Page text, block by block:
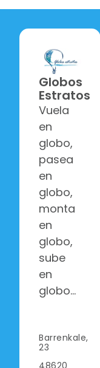
Globos
Estratos
Vuela
en
globo,
pasea
en
globo,
monta
en
globo,
sube
en
globo…
Barrenkale,
23